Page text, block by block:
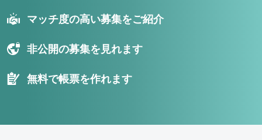
マッチ度の高い募集をご紹介
非公開の募集を見れます
無料で帳票を作れます